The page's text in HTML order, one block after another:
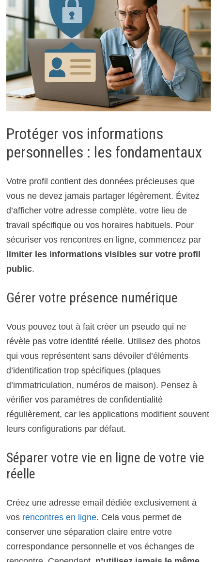
Protéger vos informations
personnelles : les fondamentaux
Votre profil contient des données précieuses que
vous ne devez jamais partager légèrement. Évitez
d’afficher votre adresse complète, votre lieu de
travail spécifique ou vos horaires habituels. Pour
sécuriser vos rencontres en ligne, commencez par
limiter les informations visibles sur votre profil
public.
Gérer votre présence numérique
Vous pouvez tout à fait créer un pseudo qui ne
révèle pas votre identité réelle. Utilisez des photos
qui vous représentent sans dévoiler d’éléments
d’identification trop spécifiques (plaques
d’immatriculation, numéros de maison). Pensez à
vérifier vos paramètres de confidentialité
régulièrement, car les applications modifient souvent
leurs configurations par défaut.
Séparer votre vie en ligne de votre vie
réelle
Créez une adresse email dédiée exclusivement à
vos rencontres en ligne. Cela vous permet de
conserver une séparation claire entre votre
correspondance personnelle et vos échanges de